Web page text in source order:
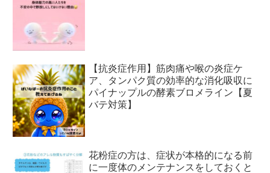
【抗炎症作用】筋肉痛や喉の炎症ケ
ア、タンパク質の効率的な消化吸収に
パイナップルの酵素ブロメライン【夏
バテ対策】
花粉症の方は、症状が本格的になる前
に一度体のメンテナンスをしておくと